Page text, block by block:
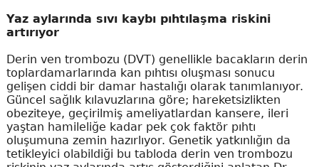
Yaz aylarında sıvı kaybı pıhtılaşma riskini
artırıyor
Derin ven trombozu (DVT) genellikle bacakların derin
toplardamarlarında kan pıhtısı oluşması sonucu
gelişen ciddi bir damar hastalığı olarak tanımlanıyor.
Güncel sağlık kılavuzlarına göre; hareketsizlikten
obeziteye, geçirilmiş ameliyatlardan kansere, ileri
yaştan hamileliğe kadar pek çok faktör pıhtı
oluşumuna zemin hazırlıyor. Genetik yatkınlığın da
tetikleyici olabildiği bu tabloda derin ven trombozu